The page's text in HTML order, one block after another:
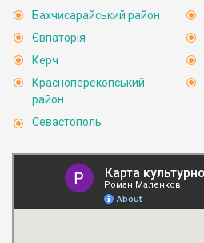
Бахчисарайський район
Євпаторія
Керч
Красноперекопський
район
Севастополь